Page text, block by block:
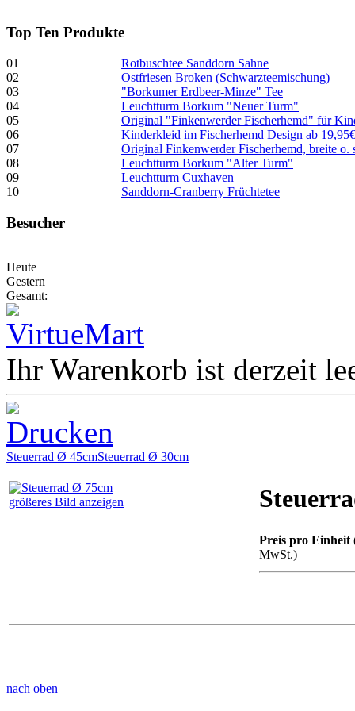
Top Ten Produkte
01
Rotbuschtee Sanddorn Sahne
02
Ostfriesen Broken (Schwarzteemischung)
03
"Borkumer Erdbeer-Minze" Tee
04
Leuchtturm Borkum "Neuer Turm"
05
Original "Finkenwerder Fischerhemd" für
06
Kinderkleid im Fischerhemd Design ab 19,95€
07
Original Finkenwerder Fischerhemd, breite o.
08
Leuchtturm Borkum "Alter Turm"
09
Leuchtturm Cuxhaven
10
Sanddorn-Cranberry Früchtetee
Besucher
Heute
Gestern
Gesamt:
Ihr Warenkorb ist derzeit
Steuerrad Ø 45cmSteuerrad Ø 30cm
größeres Bild anzeigen
Preis pro Einheit
MwSt.)
nach oben